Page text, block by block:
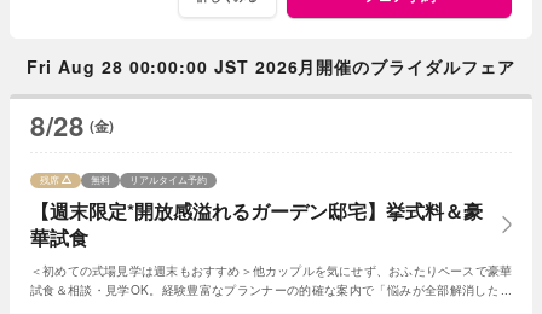
Fri Aug 28 00:00:00 JST 2026月開催のブライダルフェア
8/28 (金)
【週末限定*開放感溢れるガーデン邸宅】挙式料＆豪
華試食
残席 無料 リアルタイム予約
＜初めての式場見学は週末もおすすめ＞他カップルを気にせず、おふたりペースで豪華
試食＆相談・見学OK。経験豊富なプランナーの的確な案内で「悩みが全部解消した」